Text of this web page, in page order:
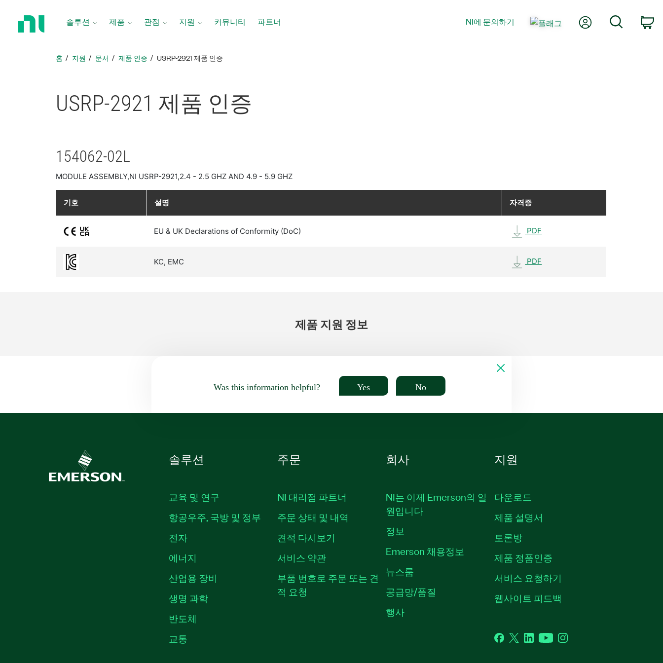
솔루션 제품 관점 지원 커뮤니티 파트너 NI에 문의하기 내 계정
홈 지원 문서 제품 인증 USRP-2921 제품 인증
USRP-2921 제품 인증
154062-02L
MODULE ASSEMBLY,NI USRP-2921,2.4 - 2.5 GHZ AND 4.9 - 5.9 GHZ
기호 설명 자격증
EU & UK Declarations of Conformity (DoC) PDF
KC, EMC PDF
제품 지원 정보
Was this information helpful? Yes No
솔루션
교육 및 연구
항공우주, 국방 및 정부
전자
에너지
산업용 장비
생명 과학
반도체
교통
주문
NI 대리점 파트너
주문 상태 및 내역
견적 다시보기
서비스 약관
부품 번호로 주문 또는 견
적 요청
회사
NI는 이제 Emerson의 일
원입니다
정보
Emerson 채용정보
뉴스룸
공급망/품질
행사
지원
다운로드
제품 설명서
토론방
제품 정품인증
서비스 요청하기
웹사이트 피드백
Facebook
TwitterLinkedInYouTubeInstagram